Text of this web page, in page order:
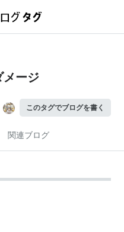
メージ
このタグでブログを書く
関連ブログ